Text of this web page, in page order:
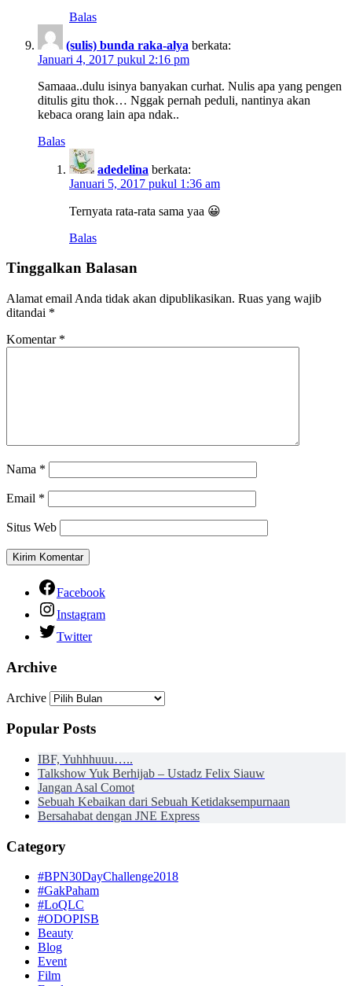
Balas
(sulis) bunda raka-alya berkata:
Januari 4, 2017 pukul 2:16 pm
Samaaa..dulu isinya banyakan curhat. Nulis apa yang pengen
ditulis gitu thok… Nggak pernah peduli, nantinya akan
kebaca orang lain apa ndak..
Balas
adedelina berkata:
Januari 5, 2017 pukul 1:36 am
Ternyata rata-rata sama yaa 😀
Balas
Tinggalkan Balasan
Alamat email Anda tidak akan dipublikasikan. Ruas yang wajib
ditandai *
Komentar *
Nama *
Email *
Situs Web
Facebook
Instagram
Twitter
Archive
Archive
Popular Posts
IBF, Yuhhhuuu…..
Talkshow Yuk Berhijab – Ustadz Felix Siauw
Jangan Asal Comot
Sebuah Kebaikan dari Sebuah Ketidaksempurnaan
Bersahabat dengan JNE Express
Category
#BPN30DayChallenge2018
#GakPaham
#LoQLC
#ODOPISB
Beauty
Blog
Event
Film